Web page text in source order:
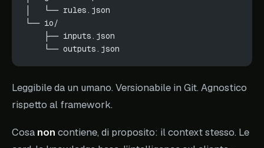
│   └── rules.json
└── io/
    ├── inputs.json
    └── outputs.json
Leggibile da un umano. Versionabile in Git. Agnostico
rispetto al framework.
Cosa non contiene, di proposito: il context stesso. Le